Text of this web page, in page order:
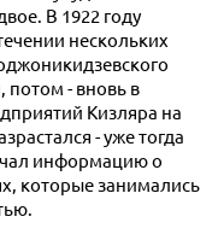
В 1922 году
нескольких
потом - вновь в
Кизляра на
- уже тогда
информацию о
которые занимались